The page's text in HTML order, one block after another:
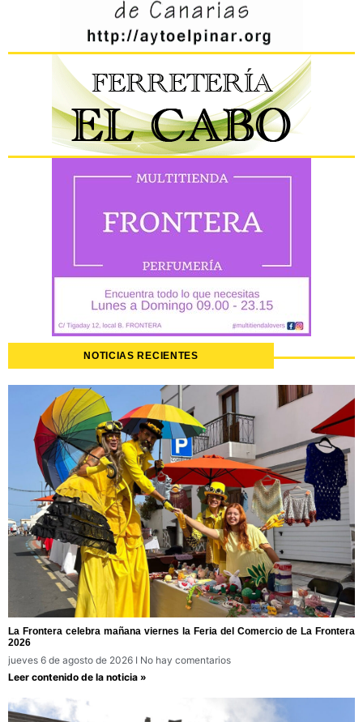
NOTICIAS RECIENTES
La Frontera celebra mañana viernes la Feria del Comercio de La Frontera
2026
jueves 6 de agosto de 2026
No hay comentarios
Leer contenido de la noticia »